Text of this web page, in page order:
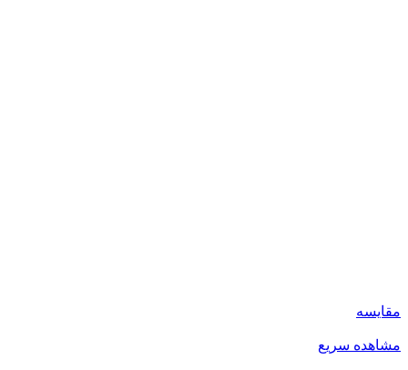
مقایسه
مشاهده سریع